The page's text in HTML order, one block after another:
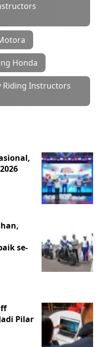
Honda
Riding Instructors
se-
Pilar